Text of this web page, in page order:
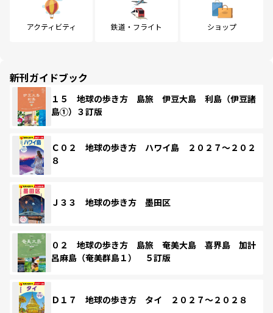
アクティビティ 鉄道・フライト ショップ
新刊ガイドブック
１５ 地球の歩き方 島旅 伊豆大島 利島（伊豆諸
島①）３訂版
Ｃ０２ 地球の歩き方 ハワイ島 ２０２７～２０２
８
Ｊ３３ 地球の歩き方 墨田区
０２ 地球の歩き方 島旅 奄美大島 喜界島 加計
呂麻島（奄美群島１） ５訂版
Ｄ１７ 地球の歩き方 タイ ２０２７～２０２８